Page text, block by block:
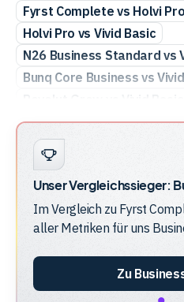
Fyrst Complete vs Holvi Pro
Holvi Pro vs Vivid Basic
N26 Business Standard vs
Bunq Core Business vs
Fyrst Complete vs Qonto
Unser Vergleichssieger:
Im Vergleich zu Fyrst
aller Metriken für uns
Zu